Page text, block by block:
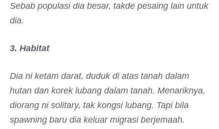
Sebab populasi dia besar, takde pesaing lain untuk
dia.
3. Habitat
Dia ni ketam darat, duduk di atas tanah dalam
hutan dan korek lubang dalam tanah. Menariknya,
diorang ni solitary, tak kongsi lubang. Tapi bila
spawning baru dia keluar migrasi berjemaah.